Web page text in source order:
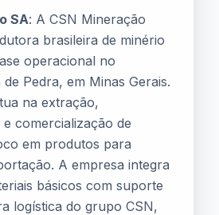
SA: A CSN Mineração
brasileira de minério
operacional no
Pedra, em Minas Gerais.
na extração,
comercialização de
em produtos para
A empresa integra
básicos com suporte
logística do grupo CSN,